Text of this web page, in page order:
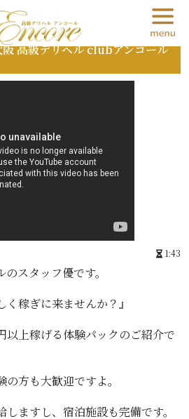
高級デリヘル clubアンコール
1:43
スタッフ優です。
く稼ぎに来ませんか？』
以上稼げる体験パックのご紹介で
方も大歓迎ですよ。
ますし、宿泊施設も完備です。